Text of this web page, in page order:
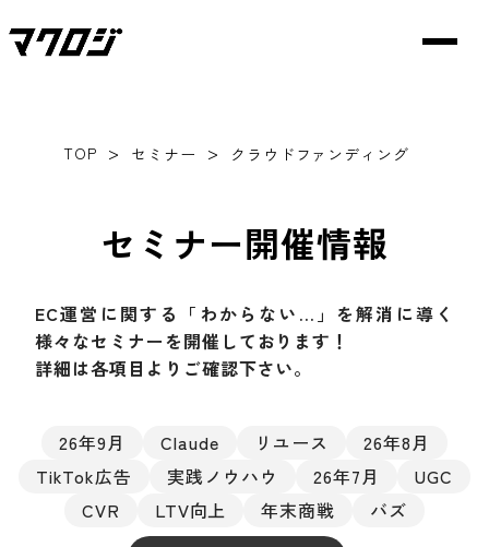
TOP > セミナー > クラウドファンディング
セミナー開催情報
EC運営に関する「わからない…」を解消に導く
様々なセミナーを開催しております！
詳細は各項目よりご確認下さい。
26年9月 Claude リユース
26年8月
TikTok広告
実践ノウハウ 26年7月
UGC
CVR
LTV向上 年末商戦 バズ